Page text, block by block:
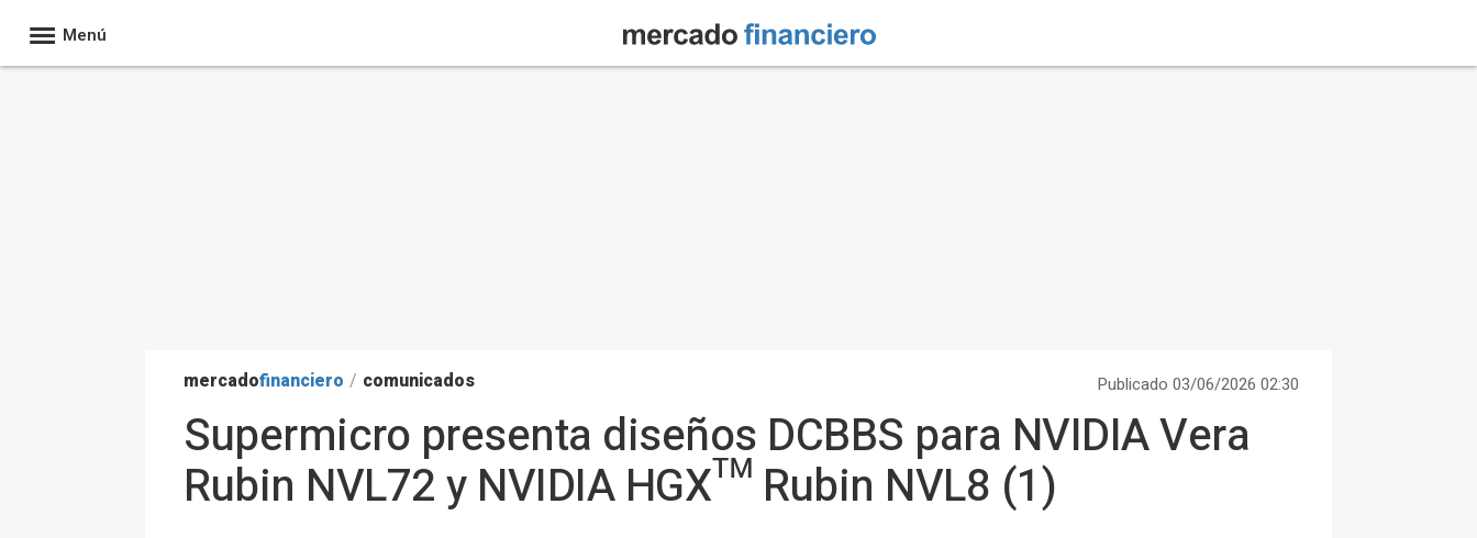
Menú
mercadofinanciero / comunicados Publicado 03/06/2026 02:30
Supermicro presenta diseños DCBBS para NVIDIA Vera
Rubin NVL72 y NVIDIA HGX™ Rubin NVL8 (1)